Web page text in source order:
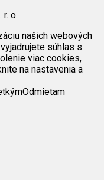
o.
našich webových
súhlas s
viac cookies,
na nastavenia a
Odmietam